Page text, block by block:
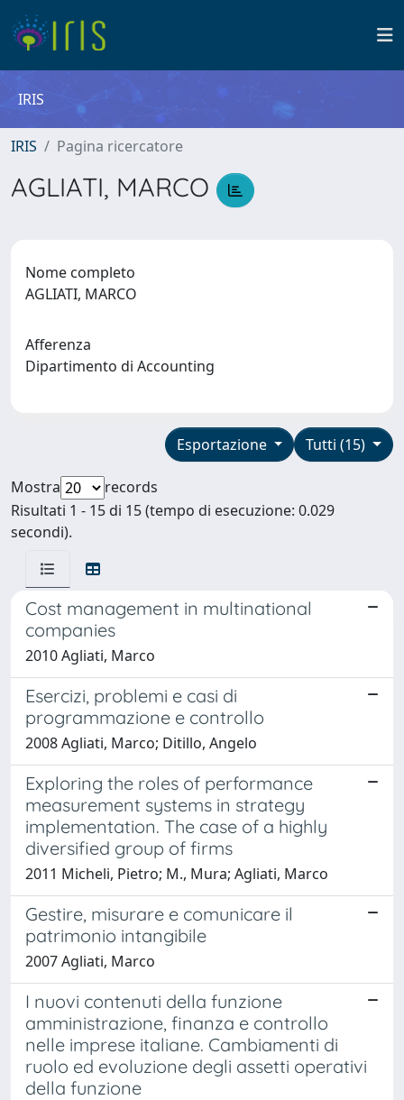
IRIS
IRIS Pagina ricercatore
AGLIATI, MARCO
Nome completo
AGLIATI, MARCO
Afferenza
Dipartimento di Accounting
Tutti (15)
Esportazione
Mostra
records
Risultati 1 - 15 di 15 (tempo di esecuzione: 0.029
secondi).
Cost management in multinational
companies
2010 Agliati, Marco
Esercizi, problemi e casi di
programmazione e controllo
2008 Agliati, Marco; Ditillo, Angelo
Exploring the roles of performance
measurement systems in strategy
implementation. The case of a highly
diversified group of firms
2011 Micheli, Pietro; M., Mura; Agliati, Marco
Gestire, misurare e comunicare il
patrimonio intangibile
2007 Agliati, Marco
I nuovi contenuti della funzione
amministrazione, finanza e controllo
nelle imprese italiane. Cambiamenti di
ruolo ed evoluzione degli assetti operativi
della funzione